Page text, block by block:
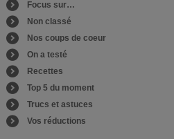
Focus sur…
Non classé
Nos coups de coeur
On a testé
Recettes
Top 5 du moment
Trucs et astuces
Vos réductions